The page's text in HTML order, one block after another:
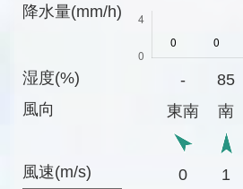
降水量(mm/h)
湿度(%)
風向
風速(m/s)
- 85
東南
南
0 1